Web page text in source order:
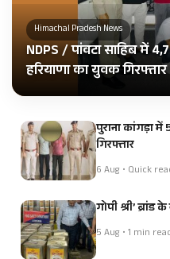
Himachal Pradesh News
NDPS / पांवटा साहिब में
हरियाणा का युवक गिरफ्तार
पुराना कांगड़ा में
गिरफ्तार
6 Aug • Quick
गोपी श्री’
5 Aug • 1 min